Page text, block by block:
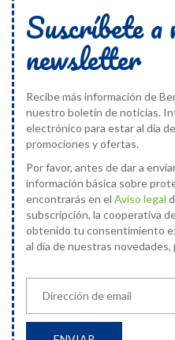
Suscríbete a
newsletter
Recibe más información de
nuestro boletín de noticias.
electrónico para estar al día
promociones y ofertas.
Por favor, antes de dar a
información básica sobre
encontrarás en el Aviso legal
subscripción, la cooperativa
obtenido tu consentimiento
al día de nuestras